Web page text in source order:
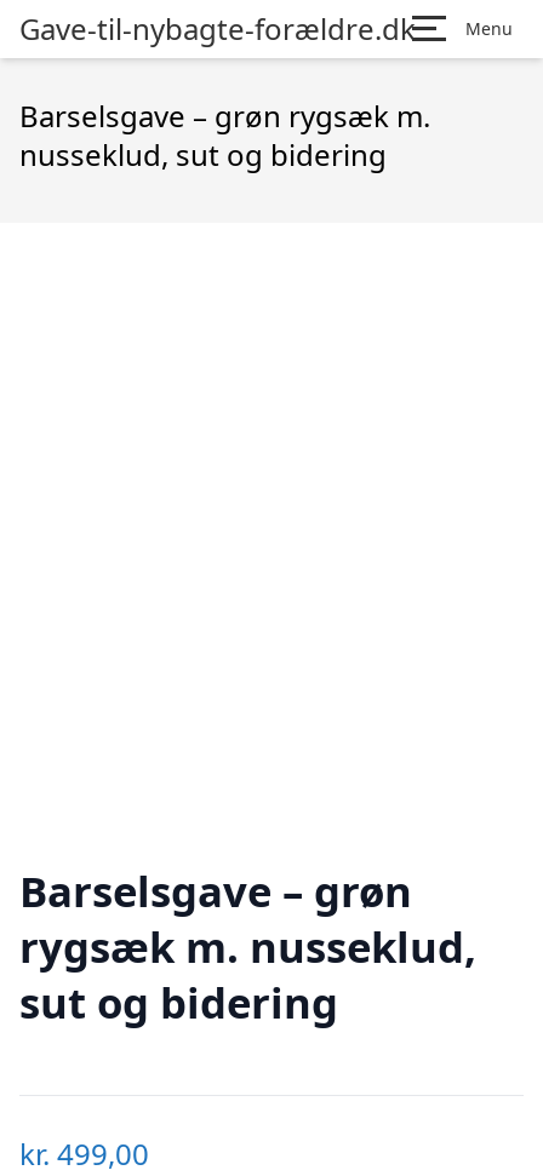
Gave-til-nybagte-forældre.dk Menu
Barselsgave – grøn rygsæk m.
nusseklud, sut og bidering
Barselsgave – grøn
rygsæk m. nusseklud,
sut og bidering
kr. 499,00